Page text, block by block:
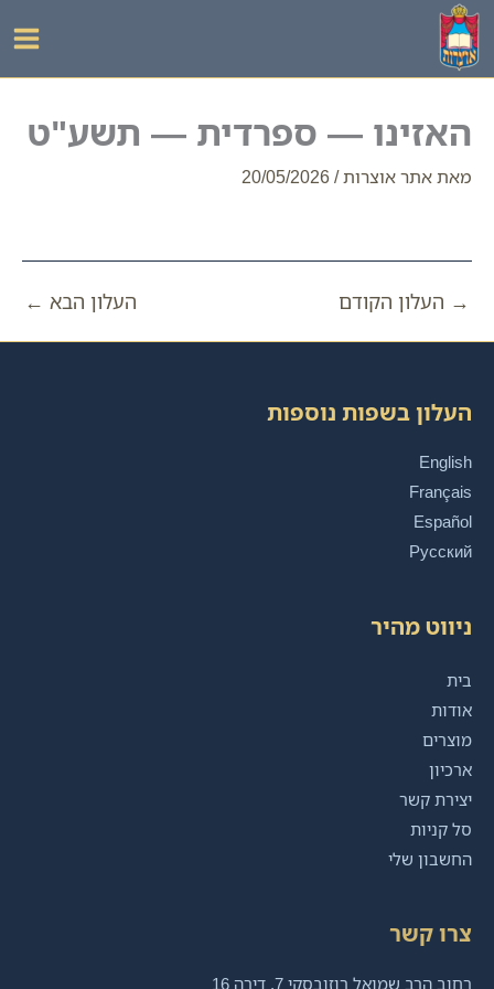
דילוג
לתוכן
האזינו — ספרדית — תשע"ט
מאתאתר אוצרות/
20/05/2026
→ העלון הקודם העלון הבא ←
העלון בשפות נוספות
English
Français
Español
Русский
ניווט מהיר
בית
אודות
מוצרים
ארכיון
יצירת קשר
סל קניות
החשבון שלי
צרו קשר
רחוב הרב שמואל רוזובסקי 7, דירה 16